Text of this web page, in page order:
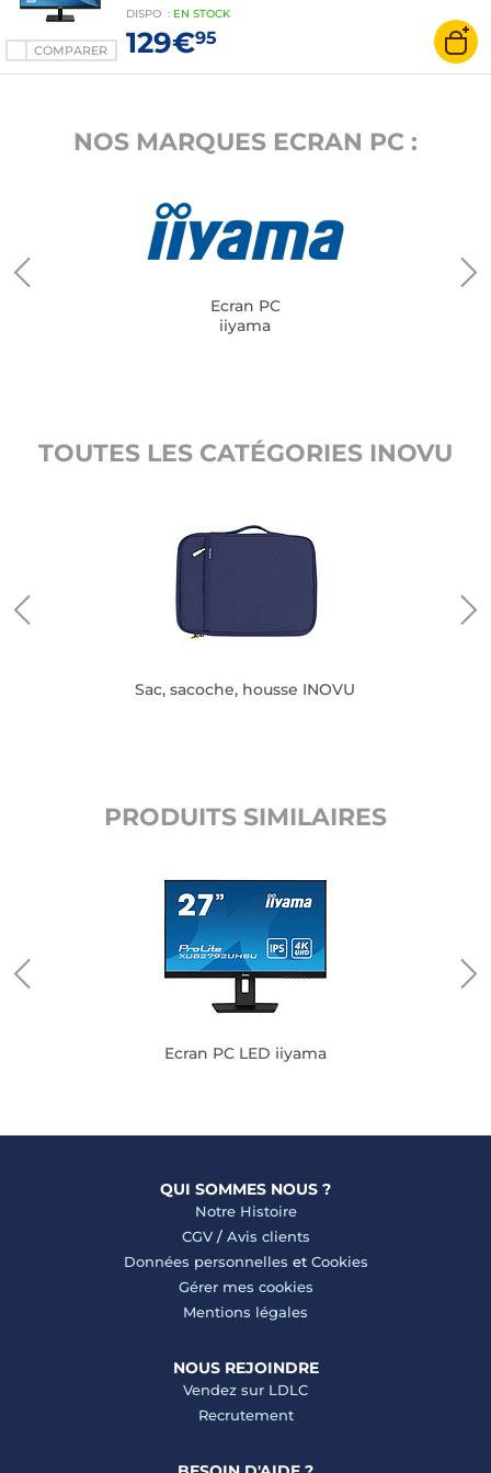
COMPARER
Noir
DISPO : EN STOCK
129€95
NOS MARQUES ECRAN PC :
Ecran PC
iiyama
TOUTES LES CATÉGORIES INOVU
Sac, sacoche, housse INOVU
PRODUITS SIMILAIRES
Ecran PC LED iiyama
QUI SOMMES NOUS ?
Notre Histoire
CGV/ Avis clients
Données personnelles et Cookies
Gérer mes cookies
Mentions légales
NOUS REJOINDRE
Vendez sur LDLC
Recrutement